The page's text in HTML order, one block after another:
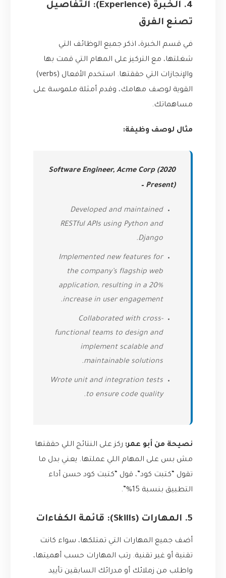
4. الخبرة (Experience): التفاصيل
تصنع الفرق
في قسم الخبرة، اذكر جميع الوظائف التي
شغلتها، مع التركيز على المهام التي قمت بها
والإنجازات التي حققتها. استخدم الأفعال (verbs)
القوية لوصف مهامك، وقدم أمثلة ملموسة على
مساهماتك.
مثال لوصف وظيفة:
Software Engineer, Acme Corp (2020
– Present)
Developed and maintained
RESTful APIs using Python and
Django.
Implemented new features for
the company’s flagship web
application, resulting in a 20%
increase in user engagement.
Collaborated with cross-
functional teams to design and
implement scalable and
maintainable solutions.
Wrote unit and integration tests
to ensure code quality.
نصيحة من أبو عمر: ركز على النتائج اللي حققتها
مش بس على المهام اللي عملتها. يعني بدل ما
تقول “كتبت كود”، قول “كتبت كود حسن أداء
التطبيق بنسبة 15%”.
5. المهارات (Skills): قائمة الكفاءات
أضف جميع المهارات التي تمتلكها، سواء كانت
تقنية أو غير تقنية. رتب المهارات حسب أهميتها،
واطلب من زملائك أو مدرائك السابقين تأييد